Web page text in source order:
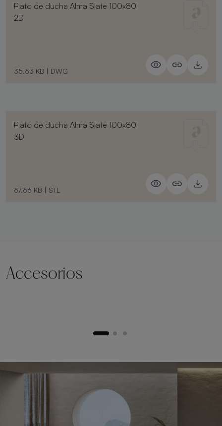
Plato de ducha Alma Slate 100x80
2D
35.63 KB | DWG
Plato de ducha Alma Slate 100x80
3D
67.66 KB | STL
Accesorios